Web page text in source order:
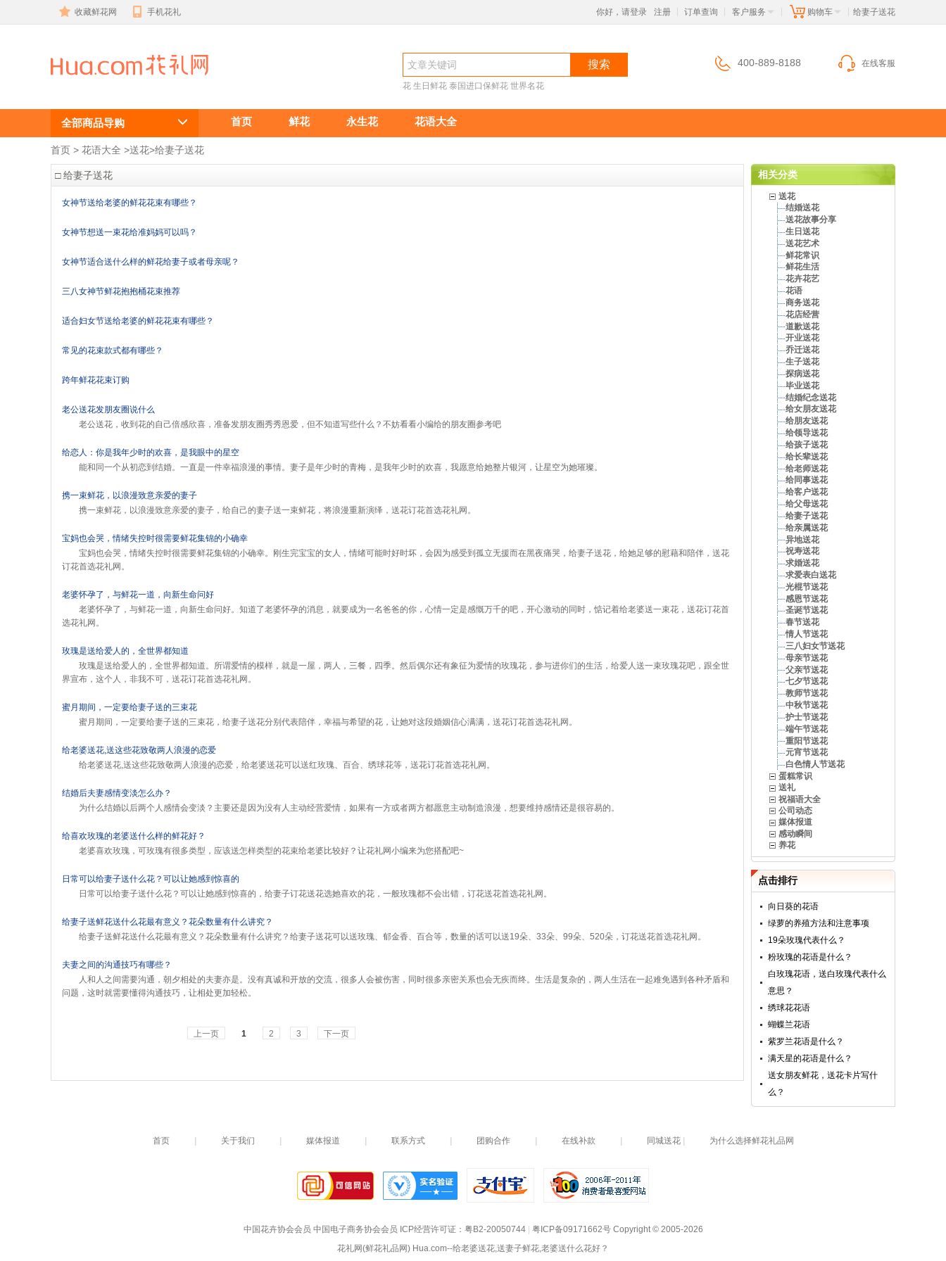
收藏鲜花网 手机花礼 你好，请登录 注册 订单查询 客户服务 购物车 给妻子送花
给妻子送花
搜索
花 生日鲜花 泰国进口保鲜花 世界名花
400-889-8188 在线客服
全部商品导购 首页 鲜花 永生花 花语大全
首页 > 花语大全 >送花>给妻子送花
□ 给妻子送花
女神节送给老婆的鲜花花束有哪些？
女神节想送一束花给准妈妈可以吗？
女神节适合送什么样的鲜花给妻子或者母亲呢？
三八女神节鲜花抱抱桶花束推荐
适合妇女节送给老婆的鲜花花束有哪些？
常见的花束款式都有哪些？
跨年鲜花花束订购
老公送花发朋友圈说什么
老公送花，收到花的自己倍感欣喜，准备发朋友圈秀秀恩爱，但不知道写些什么？不妨看看小编给的朋友圈参考吧
给恋人：你是我年少时的欢喜，是我眼中的星空
能和同一个从初恋到结婚。一直是一件幸福浪漫的事情。妻子是年少时的青梅，是我年少时的欢喜，我愿意给她整片银河，让星空为她璀璨。
携一束鲜花，以浪漫致意亲爱的妻子
携一束鲜花，以浪漫致意亲爱的妻子，给自己的妻子送一束鲜花，将浪漫重新演绎，送花订花首选花礼网。
宝妈也会哭，情绪失控时很需要鲜花集锦的小确幸
宝妈也会哭，情绪失控时很需要鲜花集锦的小确幸。刚生完宝宝的女人，情绪可能时好时坏，会因为感受到孤立无援而在黑夜痛哭，给妻子送花，给她足够的慰藉和陪伴，送花
订花首选花礼网。
老婆怀孕了，与鲜花一道，向新生命问好
老婆怀孕了，与鲜花一道，向新生命问好。知道了老婆怀孕的消息，就要成为一名爸爸的你，心情一定是感慨万千的吧，开心激动的同时，惦记着给老婆送一束花，送花订花首
选花礼网。
玫瑰是送给爱人的，全世界都知道
玫瑰是送给爱人的，全世界都知道。所谓爱情的模样，就是一屋，两人，三餐，四季。然后偶尔还有象征为爱情的玫瑰花，参与进你们的生活，给爱人送一束玫瑰花吧，跟全世
界宣布，这个人，非我不可，送花订花首选花礼网。
蜜月期间，一定要给妻子送的三束花
蜜月期间，一定要给妻子送的三束花，给妻子送花分别代表陪伴，幸福与希望的花，让她对这段婚姻信心满满，送花订花首选花礼网。
给老婆送花,送这些花致敬两人浪漫的恋爱
给老婆送花,送这些花致敬两人浪漫的恋爱，给老婆送花可以送红玫瑰、百合、绣球花等，送花订花首选花礼网。
结婚后夫妻感情变淡怎么办？
为什么结婚以后两个人感情会变淡？主要还是因为没有人主动经营爱情，如果有一方或者两方都愿意主动制造浪漫，想要维持感情还是很容易的。
给喜欢玫瑰的老婆送什么样的鲜花好？
老婆喜欢玫瑰，可玫瑰有很多类型，应该送怎样类型的花束给老婆比较好？让花礼网小编来为您搭配吧~
日常可以给妻子送什么花？可以让她感到惊喜的
日常可以给妻子送什么花？可以让她感到惊喜的，给妻子订花送花选她喜欢的花，一般玫瑰都不会出错，订花送花首选花礼网。
给妻子送鲜花送什么花最有意义？花朵数量有什么讲究？
给妻子送鲜花送什么花最有意义？花朵数量有什么讲究？给妻子送花可以送玫瑰、郁金香、百合等，数量的话可以送19朵、33朵、99朵、520朵，订花送花首选花礼网。
夫妻之间的沟通技巧有哪些？
人和人之间需要沟通，朝夕相处的夫妻亦是。没有真诚和开放的交流，很多人会被伤害，同时很多亲密关系也会无疾而终。生活是复杂的，两人生活在一起难免遇到各种矛盾和
问题，这时就需要懂得沟通技巧，让相处更加轻松。
上一页 1 2 3 下一页
相关分类
送花
结婚送花
送花故事分享
生日送花
送花艺术
鲜花常识
鲜花生活
花卉花艺
花语
商务送花
花店经营
道歉送花
开业送花
乔迁送花
生子送花
探病送花
毕业送花
结婚纪念送花
给女朋友送花
给朋友送花
给领导送花
给孩子送花
给长辈送花
给老师送花
给同事送花
给客户送花
给父母送花
给妻子送花
给亲属送花
异地送花
祝寿送花
求婚送花
求爱表白送花
光棍节送花
感恩节送花
圣诞节送花
春节送花
情人节送花
三八妇女节送花
母亲节送花
父亲节送花
七夕节送花
教师节送花
中秋节送花
护士节送花
端午节送花
重阳节送花
元宵节送花
白色情人节送花
蛋糕常识
送礼
祝福语大全
公司动态
媒体报道
感动瞬间
养花
点击排行
向日葵的花语
绿萝的养殖方法和注意事项
19朵玫瑰代表什么？
粉玫瑰的花语是什么？
白玫瑰花语，送白玫瑰代表什么
意思？
绣球花花语
蝴蝶兰花语
紫罗兰花语是什么？
满天星的花语是什么？
送女朋友鲜花，送花卡片写什
么？
首页 关于我们 媒体报道 联系方式 团购合作 在线补款 同城送花 为什么选择鲜花礼品网
中国花卉协会会员 中国电子商务协会会员 ICP经营许可证： 粤B2-20050744 粤ICP备09171662号 Copyright © 2005-2026
花礼网(鲜花礼品网) Hua.com--给老婆送花,送妻子鲜花,老婆送什么花好？